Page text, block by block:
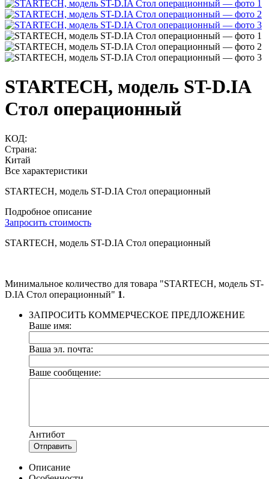
STARTECH, модель ST-D.IA
Стол операционный
КОД:
Страна:
Китай
Все характеристики
STARTECH, модель ST-D.IA Стол операционный
Подробное описание
Запросить стоимость
STARTECH, модель ST-D.IA Стол операционный
Минимальное количество для товара "STARTECH, модель ST-
D.IA Стол операционный" 1.
ЗАПРОСИТЬ КОММЕРЧЕСКОЕ ПРЕДЛОЖЕНИЕ
Ваше имя:
Ваша эл. почта:
Ваше сообщение:
Антибот
Отправить
Описание